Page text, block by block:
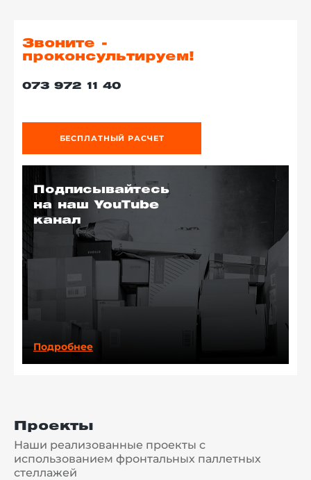
Звоните -
проконсультируем!
073 972 11 40
БЕСПЛАТНЫЙ РАСЧЕТ
Подписывайтесь
на наш YouTube
канал
Подробнее
Проекты
Наши реализованные проекты с
использованием фронтальных паллетных
стеллажей